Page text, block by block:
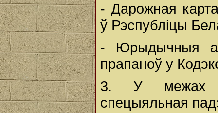
- Дарожная
ў Рэспубліцы
- Юрыдычныя
прапаноў у
3. У межах
спецыяльная